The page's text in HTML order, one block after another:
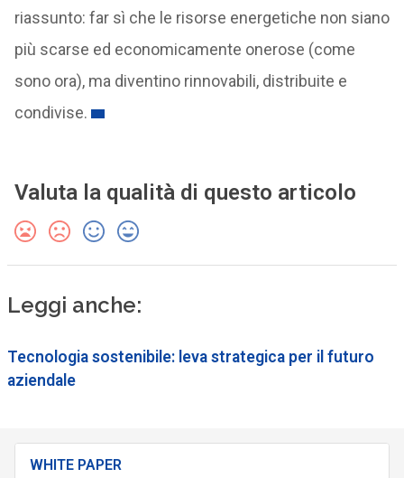
riassunto: far sì che le risorse energetiche non siano
più scarse ed economicamente onerose (come
sono ora), ma diventino rinnovabili, distribuite e
condivise.
Valuta la qualità di questo articolo
Leggi anche:
Tecnologia sostenibile: leva strategica per il futuro
aziendale
WHITE PAPER